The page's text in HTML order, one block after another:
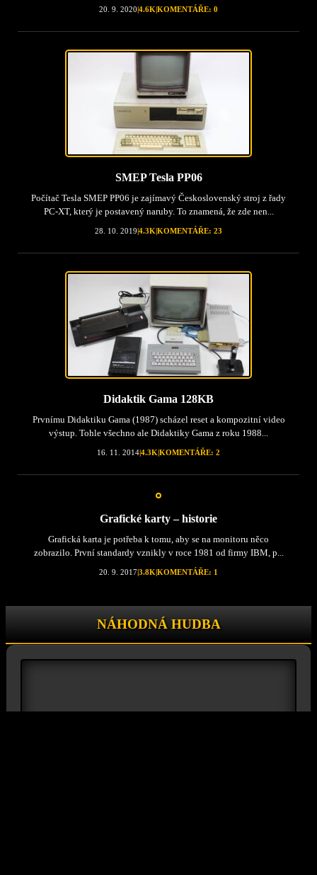
20. 9. 2020|4.6K|KOMENTÁŘE: 0
SMEP Tesla PP06
Počítač Tesla SMEP PP06 je zajímavý Československý stroj z řady
PC-XT, který je postavený naruby. To znamená, že zde nen...
28. 10. 2019|4.3K|KOMENTÁŘE: 23
Didaktik Gama 128KB
Prvnímu Didaktiku Gama (1987) scházel reset a kompozitní video
výstup. Tohle všechno ale Didaktiky Gama z roku 1988...
16. 11. 2014|4.3K|KOMENTÁŘE: 2
Grafické karty – historie
Grafická karta je potřeba k tomu, aby se na monitoru něco
zobrazilo. První standardy vznikly v roce 1981 od firmy IBM, p...
20. 9. 2017|3.8K|KOMENTÁŘE: 1
NÁHODNÁ HUDBA